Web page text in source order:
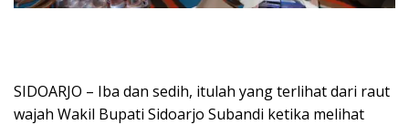
SIDOARJO – Iba dan sedih, itulah yang terlihat dari raut
wajah Wakil Bupati Sidoarjo Subandi ketika melihat